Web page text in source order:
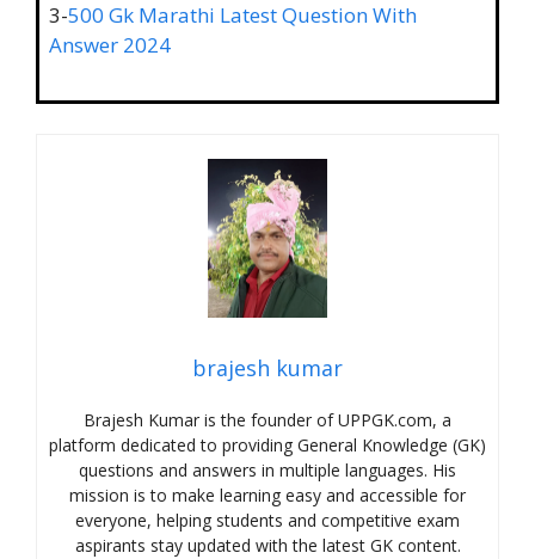
3-500 Gk Marathi Latest Question With
Answer 2024
brajesh kumar
Brajesh Kumar is the founder of UPPGK.com, a
platform dedicated to providing General Knowledge (GK)
questions and answers in multiple languages. His
mission is to make learning easy and accessible for
everyone, helping students and competitive exam
aspirants stay updated with the latest GK content.